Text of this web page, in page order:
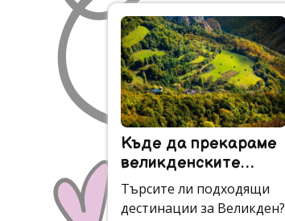
детския ум.
Къде да прекараме
великденските
празници в
България?
Търсите ли подходящи
дестинации за Великден?